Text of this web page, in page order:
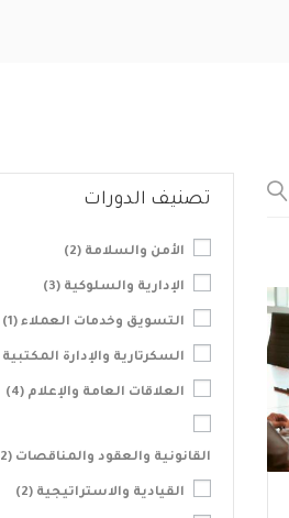
تصنيف الدورات
الأمن والسلامة (2)
الإدارية والسلوكية (3)
التسويق وخدمات العملاء (1)
السكرتارية والإدارة المكتبية
العلاقات العامة والإعلام (4)
القانونية والعقود والمناقصات (2)
القيادية والاستراتيجية (2)